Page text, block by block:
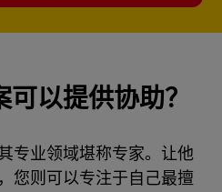
以提供协助？
专业领域堪称专家。让他
您则可以专注于自己最擅